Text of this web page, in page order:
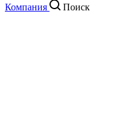
Компания
Поиск